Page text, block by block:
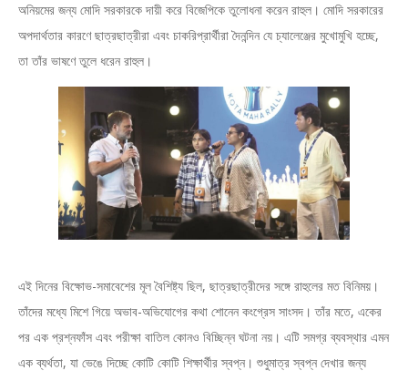
অনিয়মের জন্য মোদি সরকারকে দায়ী করে বিজেপিকে তুলোধনা করেন রাহুল। মোদি সরকারের
অপদার্থতার কারণে ছাত্রছাত্রীরা এবং চাকরিপ্রার্থীরা দৈনন্দিন যে চ্যালেঞ্জের মুখোমুখি হচ্ছে,
তা তাঁর ভাষণে তুলে ধরেন রাহুল।
এই দিনের বিক্ষোভ-সমাবেশের মূল বৈশিষ্ট্য ছিল, ছাত্রছাত্রীদের সঙ্গে রাহুলের মত বিনিময়।
তাঁদের মধ্যে মিশে গিয়ে অভাব-অভিযোগের কথা শোনেন কংগ্রেস সাংসদ। তাঁর মতে, একের
পর এক প্রশ্নফাঁস এবং পরীক্ষা বাতিল কোনও বিচ্ছিন্ন ঘটনা নয়। এটি সমগ্র ব্যবস্থার এমন
এক ব্যর্থতা, যা ভেঙে দিচ্ছে কোটি কোটি শিক্ষার্থীর স্বপ্ন। শুধুমাত্র স্বপ্ন দেখার জন্য